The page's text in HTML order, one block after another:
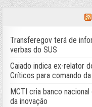
Transferegov terá de
verbas do SUS
Caiado indica ex-relator
Críticos para comando
MCTI cria banco
da inovação